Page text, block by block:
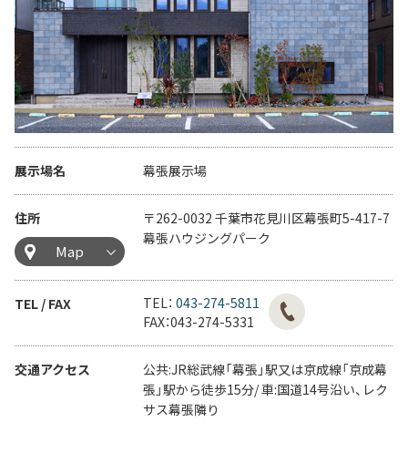
展示場名 幕張展示場
住所
Map
〒262-0032 千葉市花見川区幕張町5-417-7
幕張ハウジングパーク
TEL / FAX TEL： 043-274-5811
FAX：043-274-5331
交通アクセス
公共:JR総武線「幕張」駅又は京成線「京成幕
張」駅から徒歩15分/ 車:国道14号沿い、レク
サス幕張隣り